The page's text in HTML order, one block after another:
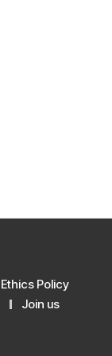
Ethics Policy
Join us